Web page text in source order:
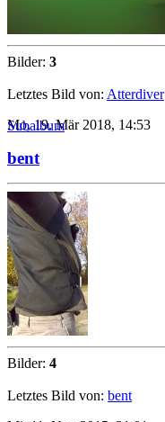
Bilder: 3
Letztes Bild von: Atterdiver
Mo, 19. Mär 2018, 14:53
Subalbum
bent
Bilder: 4
Letztes Bild von: bent